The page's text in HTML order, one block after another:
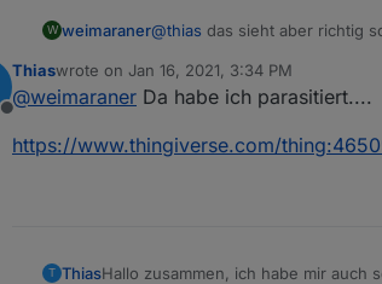
W weimaraner@thias das sieht aber richtig
Offline
Thiaswrote on Jan 16, 2021, 3:34 PM
last edited by
@weimaraner Da habe ich parasitiert....
https://www.thingiverse.com/
T ThiasHallo zusammen, ich habe mir auch